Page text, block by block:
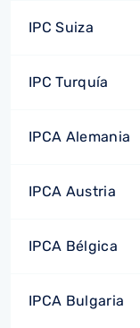
IPC Suiza
IPC Turquía
IPCA Alemania
IPCA Austria
IPCA Bélgica
IPCA Bulgaria